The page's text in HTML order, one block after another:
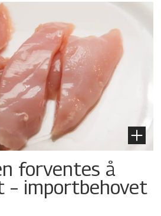
forventes å
– importbehovet